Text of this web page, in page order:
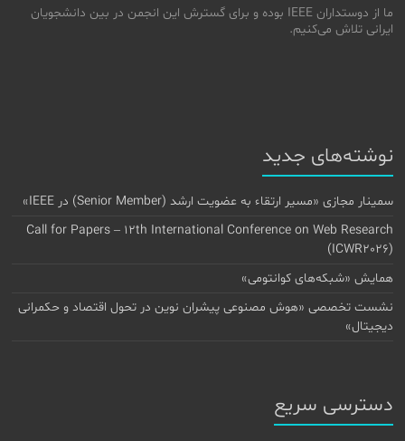
ما از دوستداران IEEE بوده و برای گسترش این انجمن در بین دانشجویان
ایرانی تلاش می‌کنیم.
نوشته‌های جدید
سمینار مجازی «مسیر ارتقاء به عضویت ارشد (Senior Member) در IEEE»
Call for Papers – 12th International Conference on Web Research
(ICWR2026)
همایش «شبکه‌های کوانتومی»
نشست تخصصی «هوش مصنوعی پیشران نوین در تحول اقتصاد و حکمرانی
دیجیتال»
دسترسی سریع